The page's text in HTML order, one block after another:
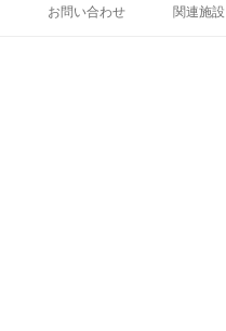
お問い合わせ 関連施設